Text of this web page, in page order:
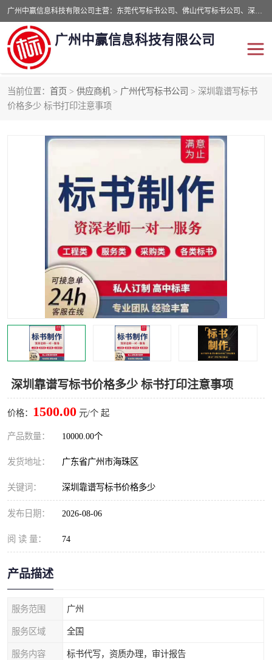
广州中赢信息科技有限公司主营：东莞代写标书公司、佛山代写标书公司、深圳代写标书公司等,食品类标书、工程类类标书,经验丰富的标书制作团队,24小时加急服务,多对一服务。
广州中赢信息科技有限公司
当前位置： 首页 > 供应商机 > 广州代写标书公司 > 深圳靠谱写标书
价格多少 标书打印注意事项
深圳靠谱写标书价格多少 标书打印注意事项
价格： 1500.00 元/个 起
产品数量： 10000.00个
发货地址： 广东省广州市海珠区
关键词： 深圳靠谱写标书价格多少
发布日期： 2026-08-06
阅 读 量： 74
产品描述
服务范围 广州
服务区域 全国
服务内容 标书代写，资质办理，审计报告
东莞代写标书公司
深圳代写标书公司 广州代写标书公司